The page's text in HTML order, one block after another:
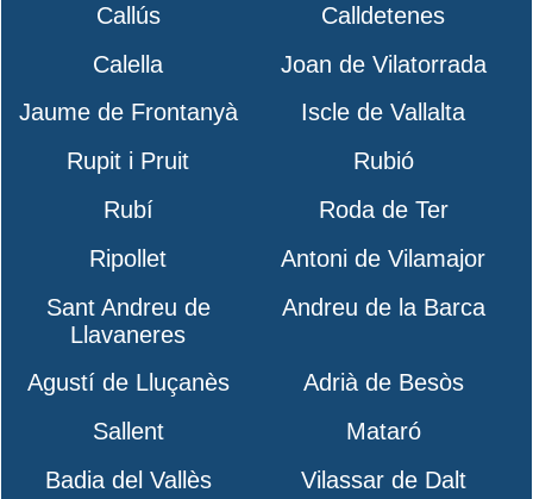
Callús
Calldetenes
Calella
Joan de Vilatorrada
Jaume de Frontanyà
Iscle de Vallalta
Rupit i Pruit
Rubió
Rubí
Roda de Ter
Ripollet
Antoni de Vilamajor
Sant Andreu de
Llavaneres
Andreu de la Barca
Agustí de Lluçanès
Adrià de Besòs
Sallent
Mataró
Badia del Vallès
Vilassar de Dalt